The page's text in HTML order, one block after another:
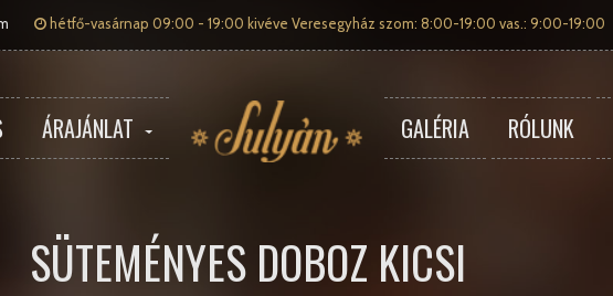
hétfő-vasárnap 09:00 - 19:00 kivéve Veresegyház szom: 8:00-19:00 vas.: 9:00-19:00
ÁRAJÁNLAT GALÉRIA RÓLUNK
SÜTEMÉNYES DOBOZ KICSI